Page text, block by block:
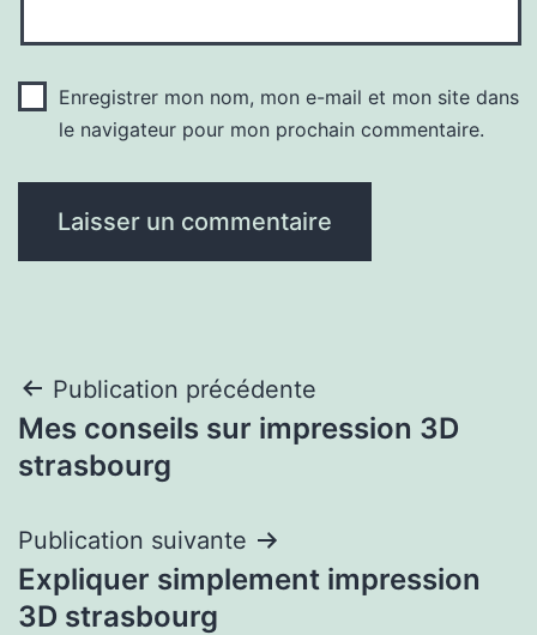
Enregistrer mon nom, mon e-mail et mon site dans
le navigateur pour mon prochain commentaire.
Navigation
de
Publication précédente
Mes conseils sur impression 3D
strasbourg
Publication suivante
Expliquer simplement impression
3D strasbourg